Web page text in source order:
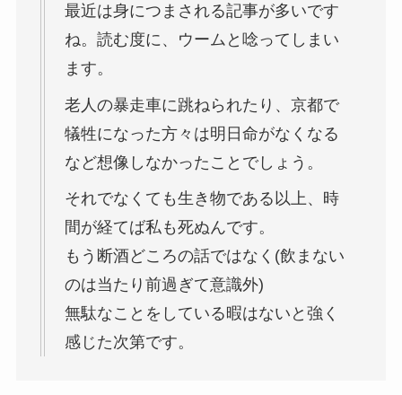
最近は身につまされる記事が多いです
ね。読む度に、ウームと唸ってしまい
ます。
老人の暴走車に跳ねられたり、京都で
犠牲になった方々は明日命がなくなる
など想像しなかったことでしょう。
それでなくても生き物である以上、時
間が経てば私も死ぬんです。
もう断酒どころの話ではなく(飲まない
のは当たり前過ぎて意識外)
無駄なことをしている暇はないと強く
感じた次第です。